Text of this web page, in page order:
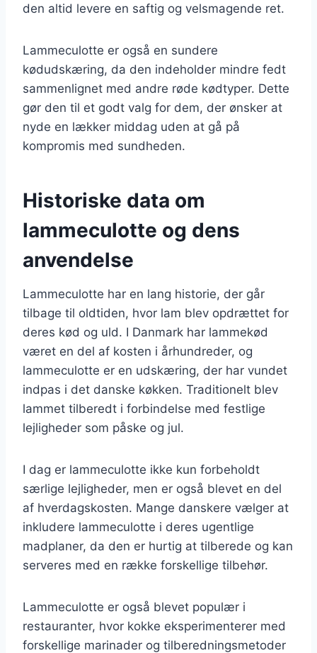
den altid levere en saftig og velsmagende ret.
Lammeculotte er også en sundere
kødudskæring, da den indeholder mindre fedt
sammenlignet med andre røde kødtyper. Dette
gør den til et godt valg for dem, der ønsker at
nyde en lækker middag uden at gå på
kompromis med sundheden.
Historiske data om
lammeculotte og dens
anvendelse
Lammeculotte har en lang historie, der går
tilbage til oldtiden, hvor lam blev opdrættet for
deres kød og uld. I Danmark har lammekød
været en del af kosten i århundreder, og
lammeculotte er en udskæring, der har vundet
indpas i det danske køkken. Traditionelt blev
lammet tilberedt i forbindelse med festlige
lejligheder som påske og jul.
I dag er lammeculotte ikke kun forbeholdt
særlige lejligheder, men er også blevet en del
af hverdagskosten. Mange danskere vælger at
inkludere lammeculotte i deres ugentlige
madplaner, da den er hurtig at tilberede og kan
serveres med en række forskellige tilbehør.
Lammeculotte er også blevet populær i
restauranter, hvor kokke eksperimenterer med
forskellige marinader og tilberedningsmetoder